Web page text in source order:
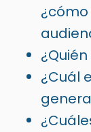
¿Cuál